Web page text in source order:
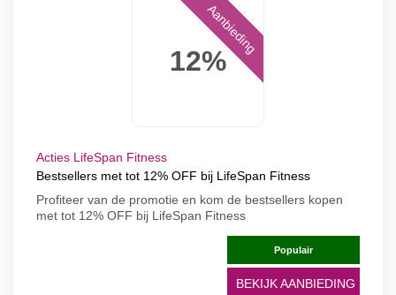
12%
Aanbieding
Acties LifeSpan Fitness
Bestsellers met tot 12% OFF bij LifeSpan Fitness
Profiteer van de promotie en kom de bestsellers kopen
met tot 12% OFF bij LifeSpan Fitness
Populair
BEKIJK AANBIEDING